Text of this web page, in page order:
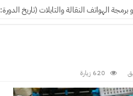
الهواتف النقالة والتابلات (تاريخ الدورة: 15 أوت 2026)
620 زيارة